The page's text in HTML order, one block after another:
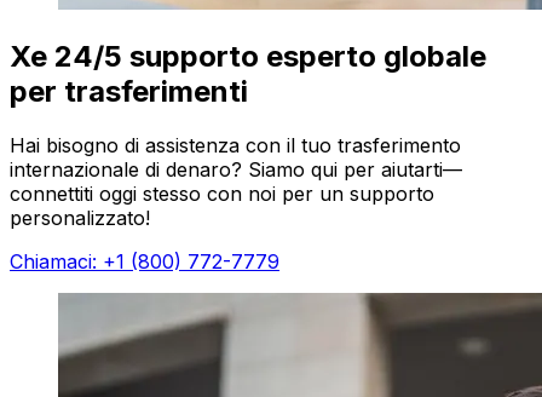
Xe 24/5 supporto esperto globale
per trasferimenti
Hai bisogno di assistenza con il tuo trasferimento
internazionale di denaro? Siamo qui per aiutarti—
connettiti oggi stesso con noi per un supporto
personalizzato!
Chiamaci: +1 (800) 772-7779